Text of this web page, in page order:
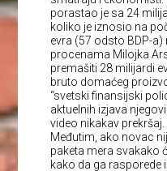
porastao je sa 24
koliko je iznosio na
evra (57 odsto BDP-a)
procenama Milojka
premašiti 28 milijardi
bruto domaćeg
“svetski finansijski
aktuelnih izjava
video nikakav prekršaj.
Međutim, ako novac
paketa mera svakako
kako da ga rasporede